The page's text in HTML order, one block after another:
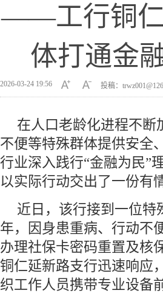
——工行铜仁
体打通金
2026-03-24 19:56 投稿：
在人口老龄化进程不断
不便等特殊群体提供安全
行业深入践行“金融为民”
以实际行动交出了一份有
近日，该行接到一位
年，因身患重病、行动不
办理社保卡密码重置及核
铜仁延新路支行迅速响应
织工作人员携带专业设备